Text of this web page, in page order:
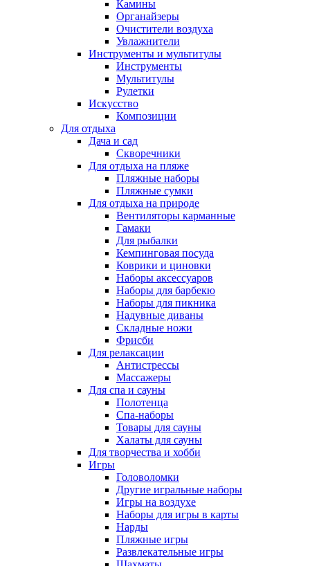
Камины
Органайзеры
Очистители воздуха
Увлажнители
Инструменты и мультитулы
Инструменты
Мультитулы
Рулетки
Искусство
Композиции
Для отдыха
Дача и сад
Скворечники
Для отдыха на пляже
Пляжные наборы
Пляжные сумки
Для отдыха на природе
Вентиляторы карманные
Гамаки
Для рыбалки
Кемпинговая посуда
Коврики и циновки
Наборы аксессуаров
Наборы для барбекю
Наборы для пикника
Надувные диваны
Складные ножи
Фрисби
Для релаксации
Антистрессы
Массажеры
Для спа и сауны
Полотенца
Спа-наборы
Товары для сауны
Халаты для сауны
Для творчества и хобби
Игры
Головоломки
Другие игральные наборы
Игры на воздухе
Наборы для игры в карты
Нарды
Пляжные игры
Развлекательные игры